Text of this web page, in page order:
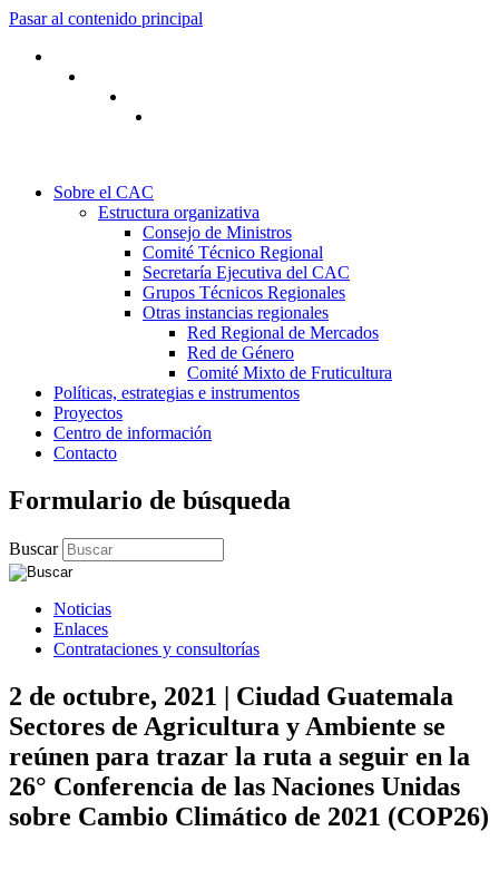
Pasar al contenido principal
Sobre el CAC
Estructura organizativa
Consejo de Ministros
Comité Técnico Regional
Secretaría Ejecutiva del CAC
Grupos Técnicos Regionales
Otras instancias regionales
Red Regional de Mercados
Red de Género
Comité Mixto de Fruticultura
Políticas, estrategias e instrumentos
Proyectos
Centro de información
Contacto
Formulario de búsqueda
Buscar
Noticias
Enlaces
Contrataciones y consultorías
2 de octubre, 2021 | Ciudad Guatemala
Sectores de Agricultura y Ambiente se
reúnen para trazar la ruta a seguir en la
26° Conferencia de las Naciones Unidas
sobre Cambio Climático de 2021 (COP26)